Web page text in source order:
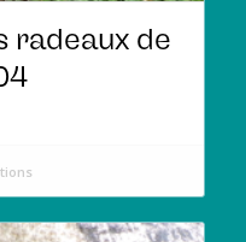
radeaux de